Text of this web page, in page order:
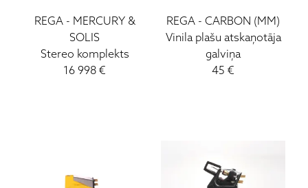
REGA- MERCURY &
SOLIS
Stereo komplekts
16 998 €
REGA -CARBON (MM)
Vinila plašu atskaņotāja
galviņa
45 €